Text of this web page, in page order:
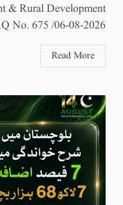
& Rural Development
No. 675 /06-08-2026
Read More